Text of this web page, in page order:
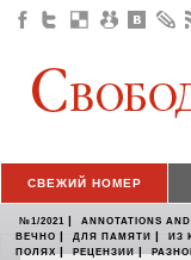
СВЕЖИЙ НОМЕР
№1/2021 | ANNOTATIONS
ВЕЧНО | ДЛЯ ПАМЯТИ | ИЗ
ПОЛЯХ | РЕЦЕНЗИИ |